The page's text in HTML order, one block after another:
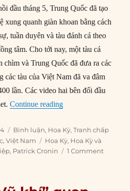
đầu tháng 5, Trung Quốc đã tạo
xung quanh giàn khoan bằng cách
tuần duyên và tàu đánh cá theo
tâm. Cho tới nay, một tàu cá
chìm và Trung Quốc đã đưa ra các
các tàu của Việt Nam đã va đâm
lần. Các video hai bên đối đầu
Continue reading“Hoa Kỳ nên giúp
Categories
Bình luận, Hoa Kỳ,Tranh chấp
,Việt Nam Tags
Hoa Kỳ, Hoa Kỳ và
, Patrick Cronin 1 Comment